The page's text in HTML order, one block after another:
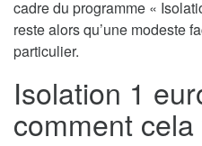
cadre du programme «
reste alors qu’une modeste
particulier.
Isolation 1
comment